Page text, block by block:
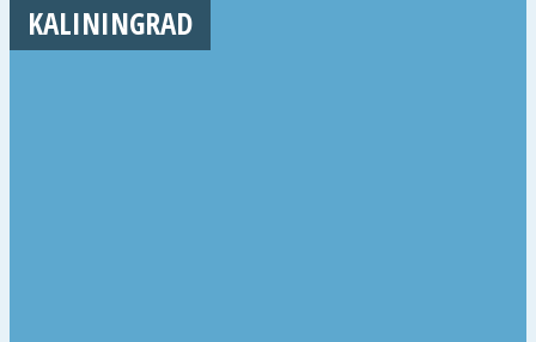
KALININGRAD